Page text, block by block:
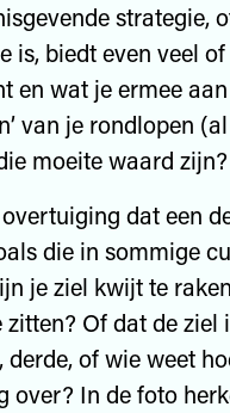
strategie,
is, biedt even veel
en wat je ermee
van je rondlopen
moeite waard zijn?
dat een
die in sommige
je ziel kwijt te
zitten? Of dat de
derde, of wie weet
over? In de foto